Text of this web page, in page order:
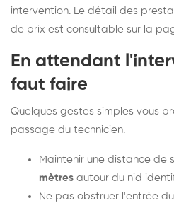
intervention. Le détail des
de prix est consultable sur la
En attendant
faut faire
Quelques gestes simples vous
passage du technicien.
Maintenir une distance de
mètres autour du nid
Ne pas obstruer l'entrée